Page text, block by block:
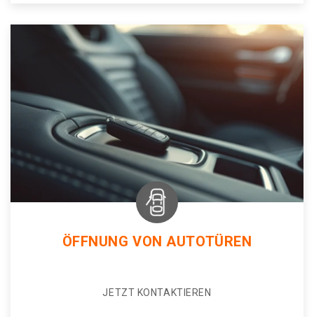
ÖFFNUNG VON AUTOTÜREN
JETZT KONTAKTIEREN